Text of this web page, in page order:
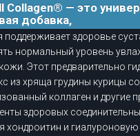
Collagen® — это
добавка,
поддерживает здоровье
нормальный уровень
Этот предварительно
из хряща грудины курицы
коллаген и другие
здоровых
хондроитин и гиалуроновую